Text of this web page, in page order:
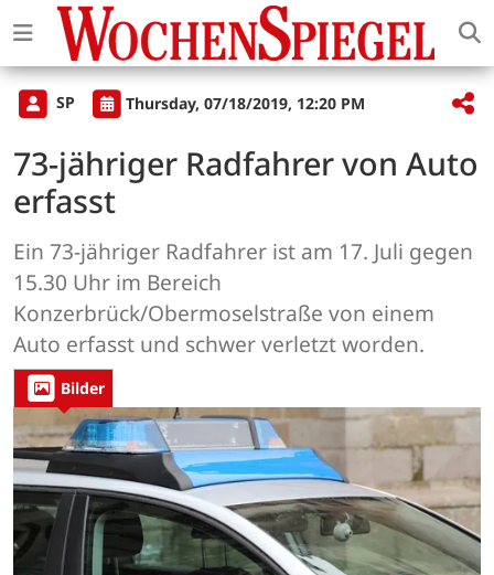
SP Thursday, 07/18/2019, 12:20 PM
73-jähriger Radfahrer von Auto
erfasst
Ein 73-jähriger Radfahrer ist am 17. Juli gegen
15.30 Uhr im Bereich
Konzerbrück/Obermoselstraße von einem
Auto erfasst und schwer verletzt worden.
Bilder